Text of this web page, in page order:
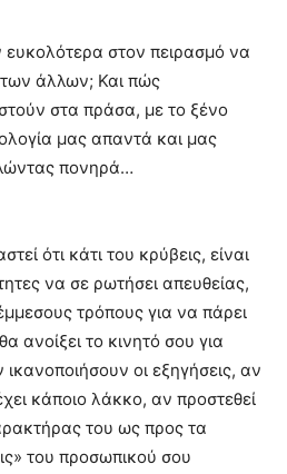
στον πειρασμό να
των άλλων; Και πώς
στα πράσα, με το ξένο
μας απαντά και μας
πονηρά…
ότι κάτι του κρύβεις, είναι
να σε ρωτήσει απευθείας,
τρόπους για να πάρει
ανοίξει το κινητό σου για
οι εξηγήσεις, αν
κάποιο λάκκο, αν προστεθεί
του ως προς τα
του προσωπικού σου